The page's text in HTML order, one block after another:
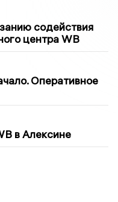
содействия
центра WB
Оперативное
в Алексине